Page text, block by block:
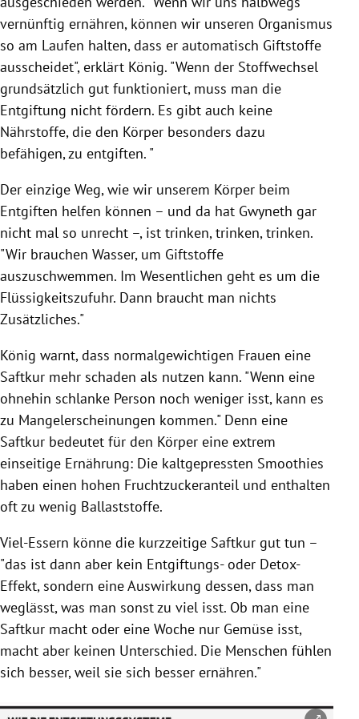
vernünftig ernähren, können wir unseren Organismus
so am Laufen halten, dass er automatisch Giftstoffe
ausscheidet", erklärt König. "Wenn der Stoffwechsel
grundsätzlich gut funktioniert, muss man die
Entgiftung nicht fördern. Es gibt auch keine
Nährstoffe, die den Körper besonders dazu
befähigen, zu entgiften. "
Der einzige Weg, wie wir unserem Körper beim
Entgiften helfen können – und da hat Gwyneth gar
nicht mal so unrecht –, ist trinken, trinken, trinken.
"Wir brauchen Wasser, um Giftstoffe
auszuschwemmen. Im Wesentlichen geht es um die
Flüssigkeitszufuhr. Dann braucht man nichts
Zusätzliches."
König warnt, dass normalgewichtigen Frauen eine
Saftkur mehr schaden als nutzen kann. "Wenn eine
ohnehin schlanke Person noch weniger isst, kann es
zu Mangelerscheinungen kommen." Denn eine
Saftkur bedeutet für den Körper eine extrem
einseitige Ernährung: Die kaltgepressten Smoothies
haben einen hohen Fruchtzuckeranteil und enthalten
oft zu wenig Ballaststoffe.
Viel-Essern könne die kurzzeitige Saftkur gut tun –
"das ist dann aber kein Entgiftungs- oder Detox-
Effekt, sondern eine Auswirkung dessen, dass man
weglässt, was man sonst zu viel isst. Ob man eine
Saftkur macht oder eine Woche nur Gemüse isst,
macht aber keinen Unterschied. Die Menschen fühlen
sich besser, weil sie sich besser ernähren."